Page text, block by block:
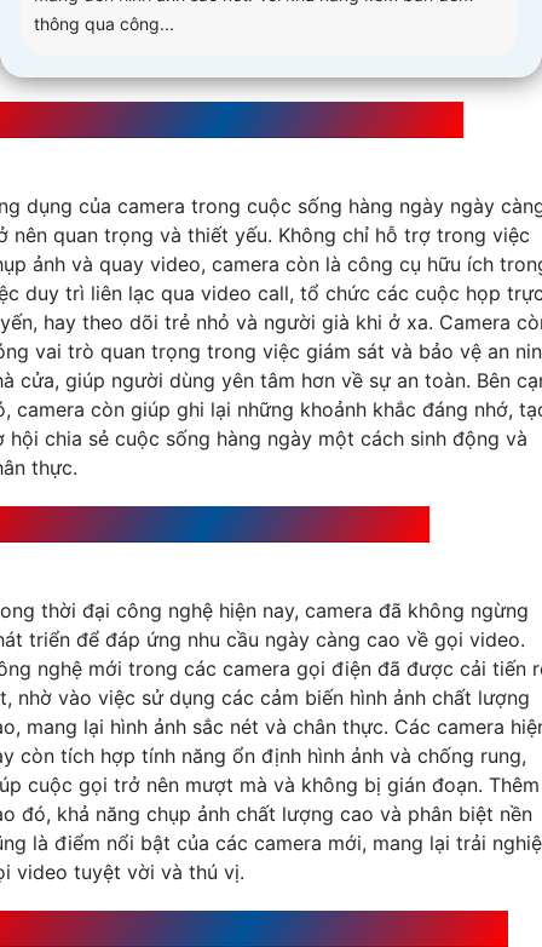
thông qua công...
dụng của camera trong cuộc sống hàng ngày ngày
nên quan trọng và thiết yếu. Không chỉ hỗ trợ trong việc
ảnh và quay video, camera còn là công cụ hữu ích
duy trì liên lạc qua video call, tổ chức các cuộc họp
hay theo dõi trẻ nhỏ và người già khi ở xa. Camera
vai trò quan trọng trong việc giám sát và bảo vệ an
cửa, giúp người dùng yên tâm hơn về sự an toàn. Bên
camera còn giúp ghi lại những khoảnh khắc đáng nhớ,
hội chia sẻ cuộc sống hàng ngày một cách sinh động và
thực.
thời đại công nghệ hiện nay, camera đã không ngừng
triển để đáp ứng nhu cầu ngày càng cao về gọi video.
nghệ mới trong các camera gọi điện đã được cải tiến
nhờ vào việc sử dụng các cảm biến hình ảnh chất lượng
mang lại hình ảnh sắc nét và chân thực. Các camera
còn tích hợp tính năng ổn định hình ảnh và chống rung,
cuộc gọi trở nên mượt mà và không bị gián đoạn. Thêm
đó, khả năng chụp ảnh chất lượng cao và phân biệt nền
là điểm nổi bật của các camera mới, mang lại trải
video tuyệt vời và thú vị.